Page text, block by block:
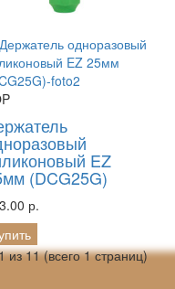
EZ
(DCG25G)
р.
из 11 (всего 1 страниц)